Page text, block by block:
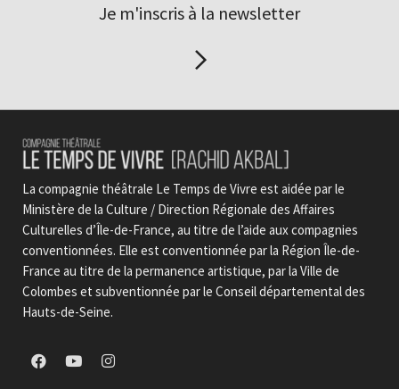
Je m'inscris à la newsletter
La compagnie théâtrale Le Temps de Vivre est aidée par le
Ministère de la Culture / Direction Régionale des Affaires
Culturelles d’Île-de-France, au titre de l’aide aux compagnies
conventionnées. Elle est conventionnée par la Région Île-de-
France au titre de la permanence artistique, par la Ville de
Colombes et subventionnée par le Conseil départemental des
Hauts-de-Seine.